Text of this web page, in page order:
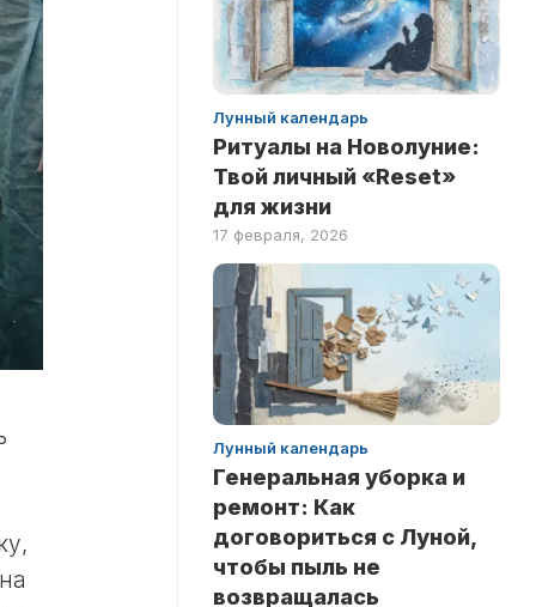
Лунный календарь
Ритуалы на Новолуние:
Твой личный «Reset»
для жизни
17 февраля, 2026
Лунный календарь
Генеральная уборка и
ремонт: Как
договориться с Луной,
чтобы пыль не
возвращалась